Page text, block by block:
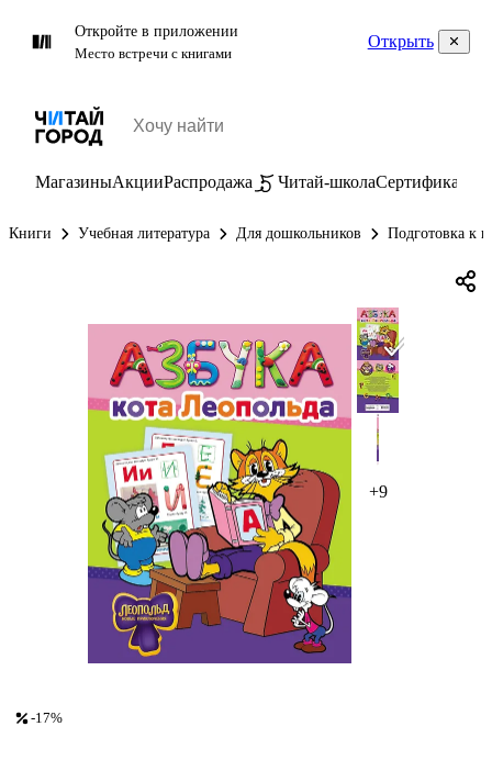
Откройте в приложении
Место встречи с книгами
Открыть
МагазиныАкцииРаспродажа Читай-школаСертификаты
Книги Учебная литература Для дошкольников Подготовка к
+9
-17%